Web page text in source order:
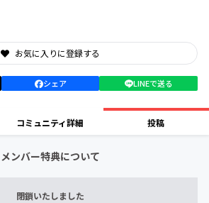
お気に入りに登録する
シェア LINEで送る
コミュニティ詳細 投稿
メンバー特典について
閉鎖いたしました